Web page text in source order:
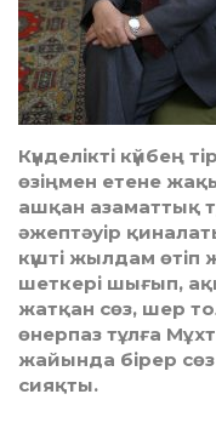
Күнделікті күйбең
өзіңмен етене
ашқан азаматтық
әжептәуір
күшті жылдам өтіп
шеткері шығып,
жатқан сөз, шер
өнерпаз тұлға
жайында бірер сөз
сияқты.